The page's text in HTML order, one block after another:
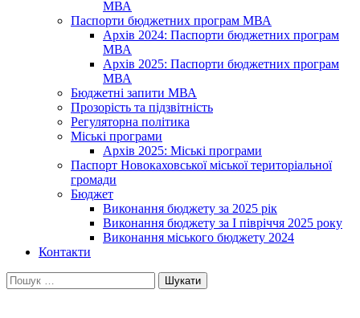
МВА
Паспорти бюджетних програм МВА
Архів 2024: Паспорти бюджетних програм
МВА
Архів 2025: Паспорти бюджетних програм
МВА
Бюджетні запити МВА
Прозорість та підзвітність
Регуляторна політика
Міські програми
Архів 2025: Міські програми
Паспорт Новокаховської міської територіальної
громади
Бюджет
Виконання бюджету за 2025 рік
Виконання бюджету за І півріччя 2025 року
Виконання міського бюджету 2024
Контакти
Пошук: